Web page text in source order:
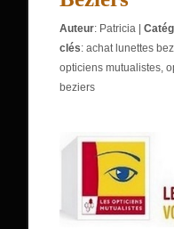
Auteur: Patricia |
clés:achat lunettes
opticiens mutualistes,
beziers